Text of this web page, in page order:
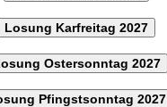
Losung Karfreitag 2027
Ostersonntag 2027
Pfingstsonntag 2027